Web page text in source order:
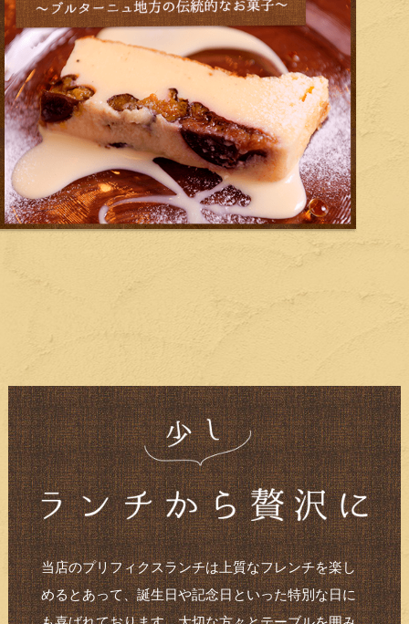
当店のプリフィクスランチは上質なフレンチを楽し
めるとあって、誕生日や記念日といった特別な日に